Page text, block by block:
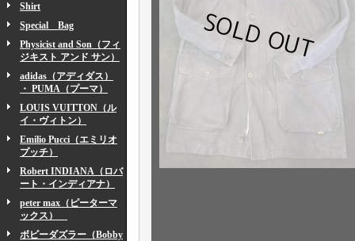
Shirt
Special Bag
Physicist and Son（フィ
ジキスト アンド サン）
adidas（アディダス）
・ PUMA（プーマ）
LOUIS VUITTON（ル
イ・ヴィトン）
Emilio Pucci（エミリオ
プッチ）
Robert INDIANA（ロバ
ート・インディアナ）
peter max（ピーターマ
ックス）
ボビーダズラー（Bobby